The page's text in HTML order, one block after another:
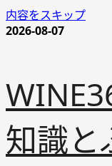
内容をスキップ
2026-08-07
知識と